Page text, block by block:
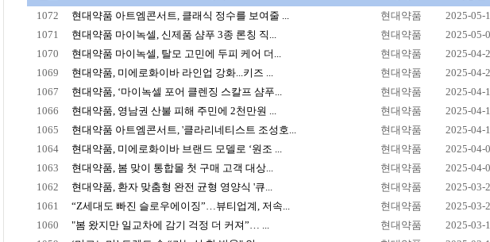
1072
현대약품 아트엠콘서트, 클래식 정수를 보여줄 ... 현대약품
2025-05-
1071
현대약품 마이녹셀, 신제품 샴푸 3종 론칭 직... 현대약품
2025-05-
1070
현대약품 마이녹셀, 탈모 고민에 두피 케어 더... 현대약품
2025-04-
1069
현대약품, 미에로화이바 라인업 강화...키즈 ... 현대약품
2025-04-
1067
현대약품, ‘마이녹셀 포어 클렌징 스칼프 샴푸... 현대약품
2025-04-
1066
현대약품, 영남권 산불 피해 주민에 2천만원 ... 현대약품
2025-04-
1065
현대약품 아트엠콘서트, '클라리네티스트 조성호... 현대약품
2025-04-
1064
현대약품, 미에로화이바 브랜드 모델로 ‘원조 ... 현대약품
2025-04-
1063
현대약품, 봄 맞이 통합몰 첫 구매 고객 대상... 현대약품
2025-04-
1062
현대약품, 환자 맞춤형 완전 균형 영양식 '큐... 현대약품
2025-03-
1061
“Z세대도 빠진 슬로우에이징”…뷰티업계, 저속... 현대약품
2025-03-
1060
"봄 왔지만 일교차에 감기 걱정 더 커져”… ... 현대약품
2025-03-